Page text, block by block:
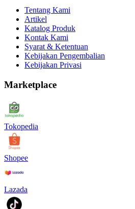
Tentang Kami
Artikel
Katalog Produk
Kontak Kami
Syarat & Ketentuan
Kebijakan Pengembalian
Kebijakan Privasi
Marketplace
Tokopedia
Shopee
Lazada